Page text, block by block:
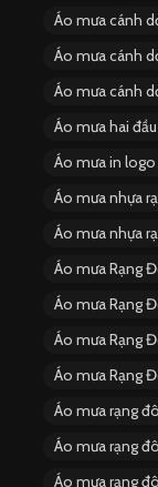
Áo mưa cánh
Áo mưa cánh
Áo mưa cánh
Áo mưa hai
Áo mưa in
Áo mưa nhựa
Áo mưa nhựa
Áo mưa Rạng
Áo mưa Rạng
Áo mưa Rạng
Áo mưa Rạng
Áo mưa rạng
Áo mưa rạng
Áo mưa rạng